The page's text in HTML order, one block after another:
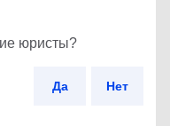
юристы?
Да Нет